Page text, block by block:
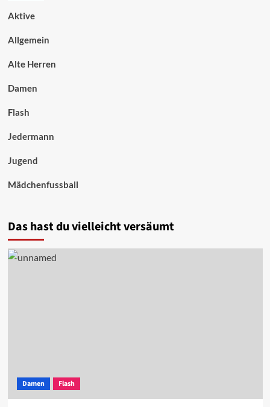
Aktive
Allgemein
Alte Herren
Damen
Flash
Jedermann
Jugend
Mädchenfussball
Das hast du vielleicht versäumt
Damen Flash